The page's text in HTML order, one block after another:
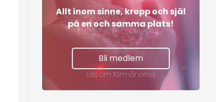
Allt inom sinne, kropp och själ
på en och samma plats!
Bli medlem
Läs om förmånerna